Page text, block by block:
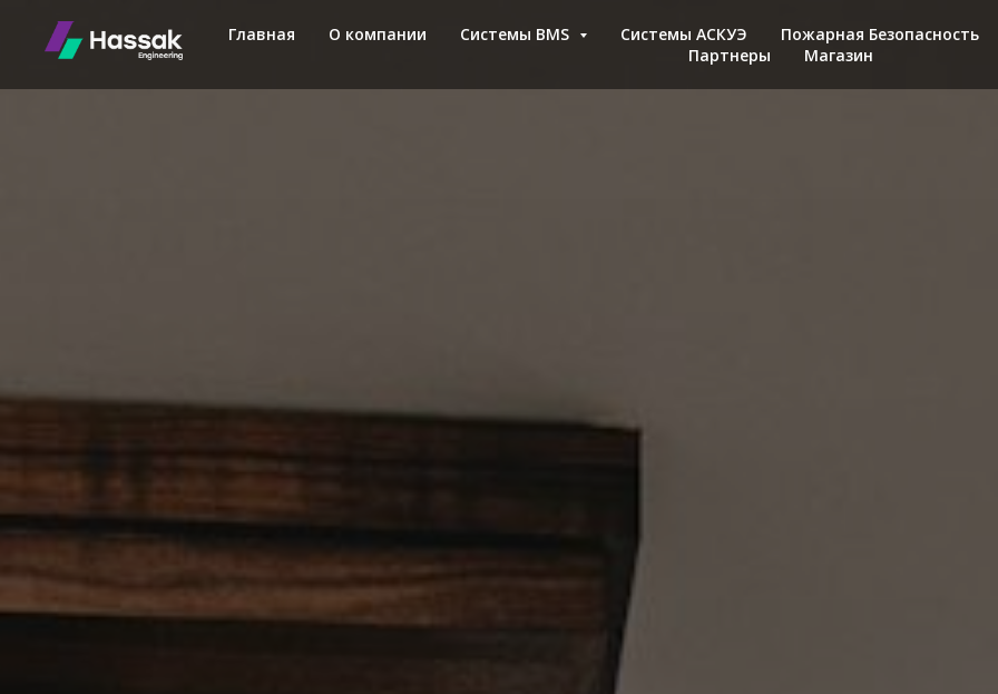
Главная О компании Системы BMS Cистемы АСКУЭ
Пожарная Безопасность
Партнеры
Магазин